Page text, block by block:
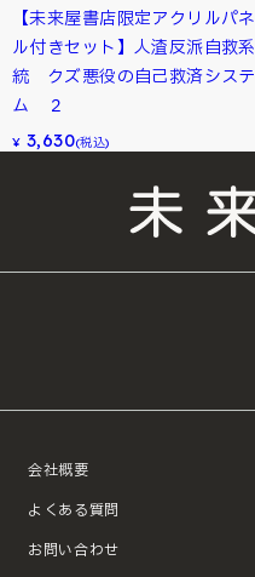
【未来屋書店限定アクリルパネ
ル付きセット】人渣反派自救系
統 クズ悪役の自己救済システ
ム ２
¥ 3,630(税込)
会社概要
よくある質問
お問い合わせ